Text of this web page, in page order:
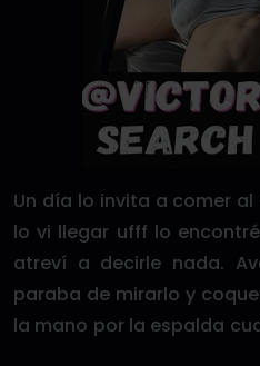
Un día lo invita a comer
lo vi llegar ufff lo
atreví a decirle nada.
paraba de mirarlo y
la mano por la espalda